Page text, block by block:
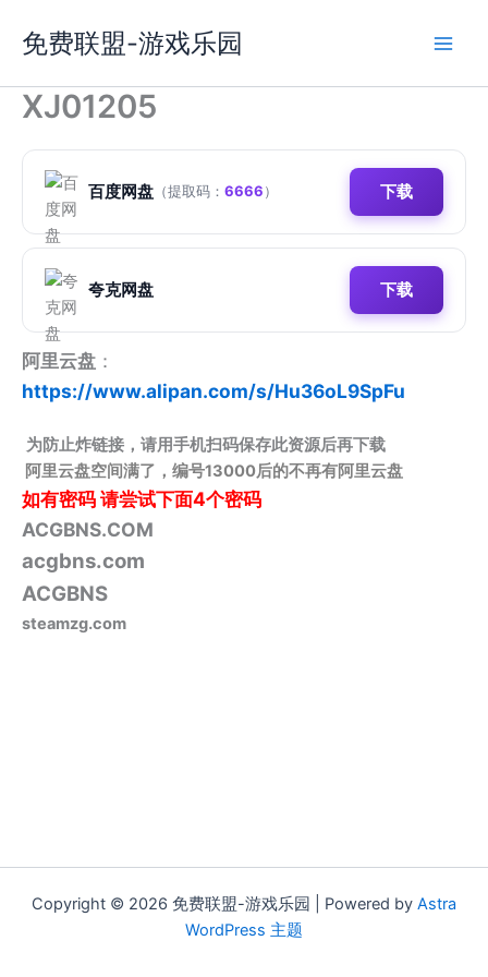
容
免费联盟-游戏乐园
XJ01205
百度网盘 （提取码： 6666） 下载
夸克网盘 下载
阿里云盘 ：
https://www.alipan.com/s/Hu36oL9SpFu
为防止炸链接，请用手机扫码保存此资源后再下载
阿里云盘空间满了，编号13000后的不再有阿里云盘
如有密码请尝试下面4个密码
ACGBNS.COM
acgbns.com
ACGBNS
steamzg.com
Copyright © 2026 免费联盟-游戏乐园 | Powered by Astra
WordPress 主题